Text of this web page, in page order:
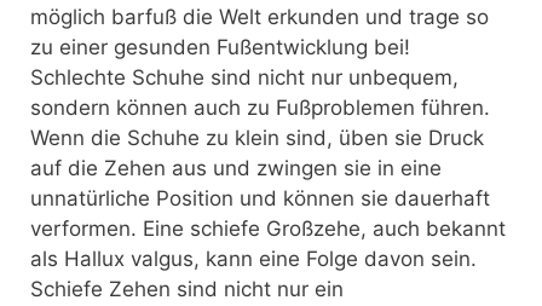
möglich barfuß die Welt erkunden und trage so
zu einer gesunden Fußentwicklung bei!
Schlechte Schuhe sind nicht nur unbequem,
sondern können auch zu Fußproblemen führen.
Wenn die Schuhe zu klein sind, üben sie Druck
auf die Zehen aus und zwingen sie in eine
unnatürliche Position und können sie dauerhaft
verformen. Eine schiefe Großzehe, auch bekannt
als Hallux valgus, kann eine Folge davon sein.
Schiefe Zehen sind nicht nur ein